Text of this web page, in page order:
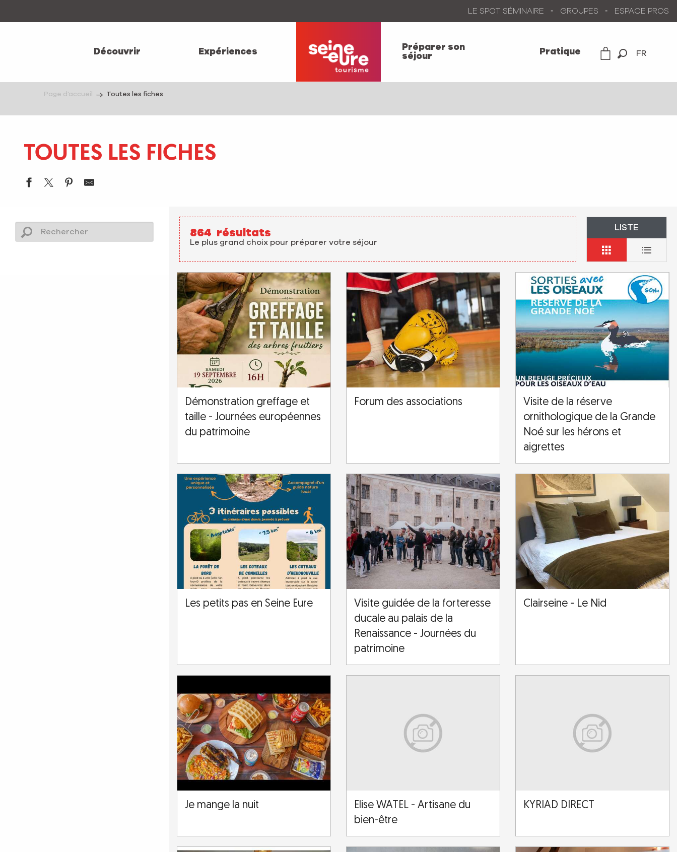
FR
LE SPOT SÉMINAIRE GROUPES ESPACE PROS
Découvrir Expériences
Préparer son
séjour
Pratique
Page d’accueil Toutes les fiches
TOUTES LES FICHES
864 résultats
Le plus grand choix pour préparer votre séjour
LISTE
Démonstration greffage et
taille - Journées européennes
du patrimoine
Forum des associations
Visite de la réserve
ornithologique de la Grande
Noé sur les hérons et
aigrettes
Les petits pas en Seine Eure
Visite guidée de la forteresse
ducale au palais de la
Renaissance - Journées du
patrimoine
Clairseine - Le Nid
Je mange la nuit
Elise WATEL - Artisane du
bien-être
KYRIAD DIRECT